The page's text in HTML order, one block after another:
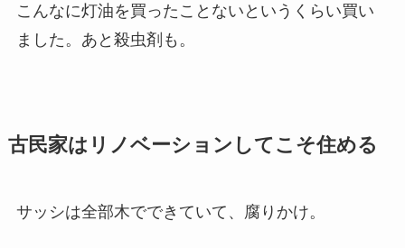
こんなに灯油を買ったことないというくらい買い
ました。あと殺虫剤も。
古民家はリノベーションしてこそ住める
サッシは全部木でできていて、腐りかけ。